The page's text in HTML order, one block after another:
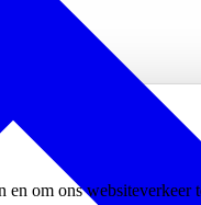
om ons